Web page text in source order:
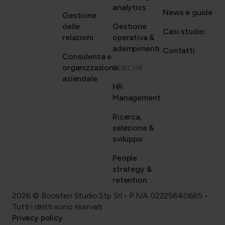
Gestione
delle
relazioni
Consulenza e
organizzazione
aziendale
analytics
Gestione
operativa &
adempimenti
PER L’HR
HR
Management
Ricerca,
selezione &
sviluppo
People
strategy &
retention
News e guide
Casi studio
Contatti
2026 © Boosten Studio Stp Srl • P.IVA 02225640685 •
Tutti i diritti sono riservati.
Privacy policy